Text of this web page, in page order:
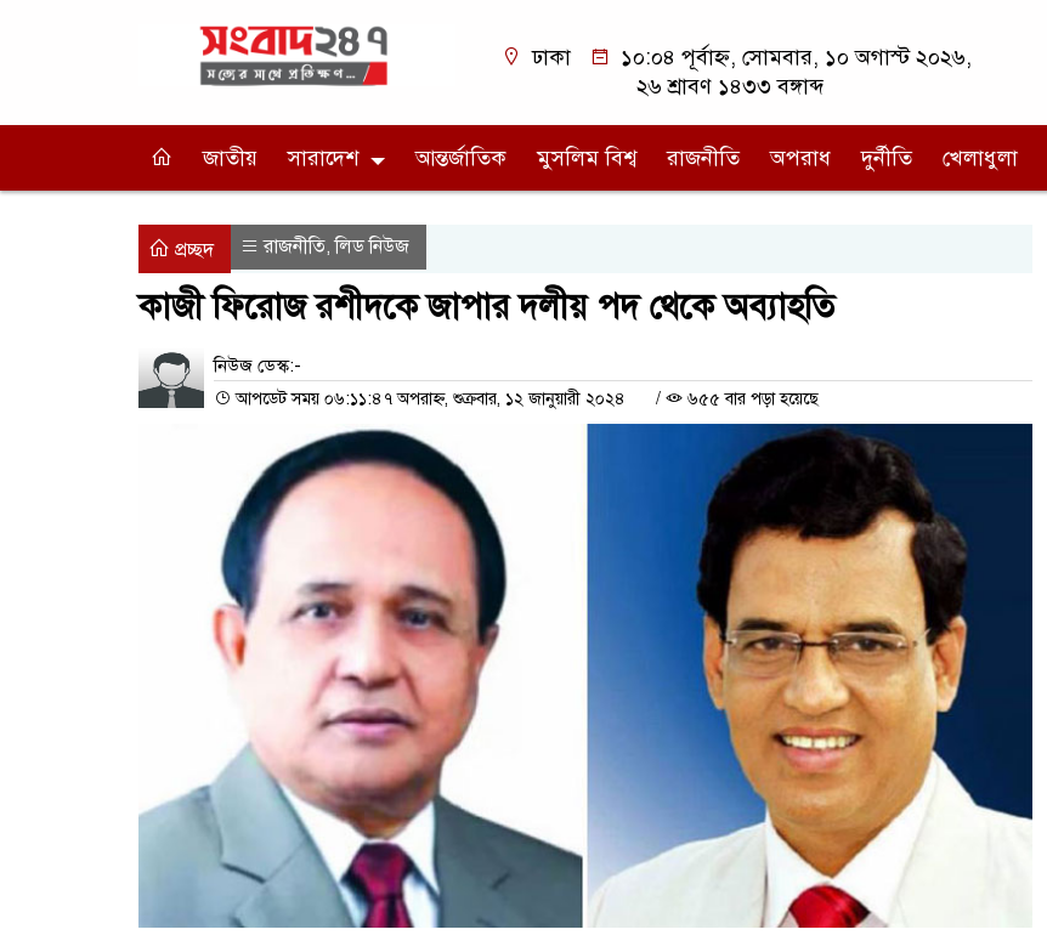
ঢাকা
১০:০৪ পূর্বাহ্ন, সোমবার, ১০ অগাস্ট ২০২৬,
২৬ শ্রাবণ ১৪৩৩ বঙ্গাব্দ
জাতীয় সারাদেশ আন্তর্জাতিক মুসলিম বিশ্ব রাজনীতি অপরাধ দুর্নীতি খেলাধুলা
প্রচ্ছদ রাজনীতি,লিড নিউজ
কাজী ফিরোজ রশীদকে জাপার দলীয় পদ থেকে অব্যাহতি
নিউজ ডেস্ক:-
আপডেট সময় ০৬:১১:৪৭ অপরাহ্ন, শুক্রবার, ১২ জানুয়ারী ২০২৪ / ৬৫৫ বার পড়া হয়েছে